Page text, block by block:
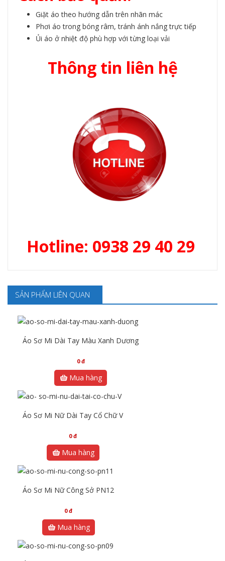
Giặt áo theo hướng dẫn trên nhãn mác
Phơi áo trong bóng râm, tránh ánh nắng trực tiếp
Ủi áo ở nhiệt độ phù hợp với từng loại vải
Thông tin liên hệ
Hotline: 0938 29 40 29
SẢN PHẨM LIÊN QUAN
Áo Sơ Mi Dài Tay Màu Xanh Dương
0đ
Mua hàng
Áo Sơ Mi Nữ Dài Tay Cổ Chữ V
0đ
Mua hàng
Áo Sơ Mi Nữ Công Sở PN12
0đ
Mua hàng